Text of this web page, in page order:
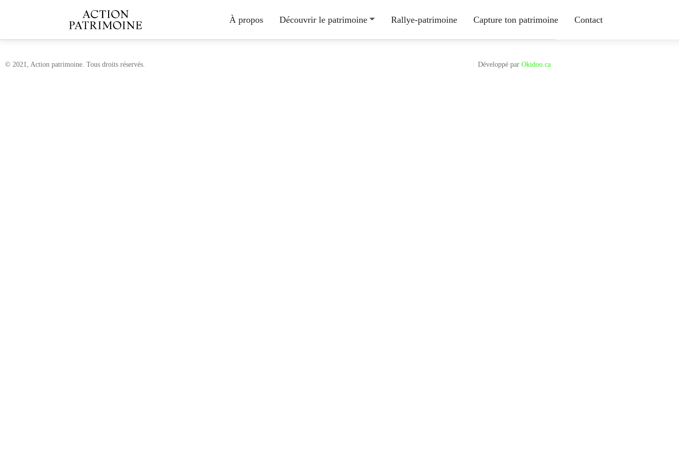
À propos Découvrir le patrimoine Rallye-patrimoine Capture ton patrimoine Contact
© 2021, Action patrimoine. Tous droits réservés. Développé par Okidoo.ca